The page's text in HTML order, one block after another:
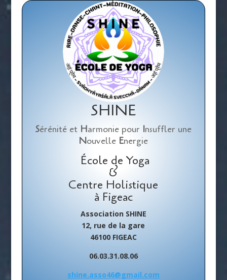
SHINE
Sérénité et Harmonie pour Insuffler une
Nouvelle Energie
École de Yoga
&
Centre Holistique
à Figeac
Association SHINE
12, rue de la gare
46100 FIGEAC
06.03.31.08.06
shine.asso46@gmail.com